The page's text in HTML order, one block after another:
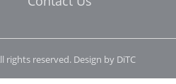
reserved. Design by DiTC